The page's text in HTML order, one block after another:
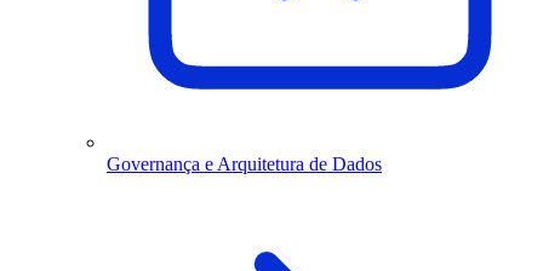
Governança e Arquitetura de Dados